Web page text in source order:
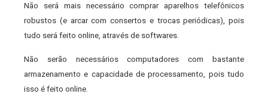
Não será mais necessário comprar aparelhos telefônicos
robustos (e arcar com consertos e trocas periódicas), pois
tudo será feito online, através de softwares.
Não serão necessários computadores com bastante
armazenamento e capacidade de processamento, pois tudo
isso é feito online.